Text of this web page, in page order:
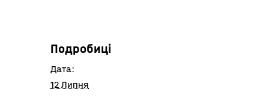
Подробиці
Дата:
12 Липня